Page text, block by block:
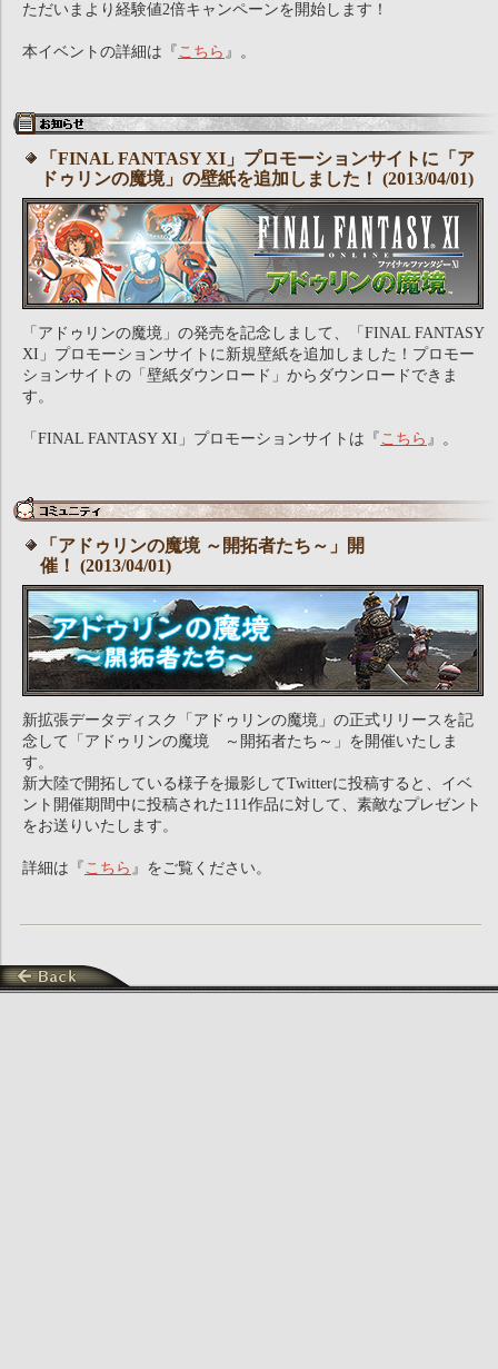
ただいまより経験値2倍キャンペーンを開始します！
本イベントの詳細は『 こちら 』。
「FINAL FANTASY XI」プロモーションサイトに「ア
ドゥリンの魔境」の壁紙を追加しました！ (2013/04/01)
「アドゥリンの魔境」の発売を記念しまして、「FINAL FANTASY
XI」プロモーションサイトに新規壁紙を追加しました！プロモー
ションサイトの「壁紙ダウンロード」からダウンロードできま
す。
「FINAL FANTASY XI」プロモーションサイトは『 こちら 』。
「アドゥリンの魔境 ～開拓者たち～」開
催！ (2013/04/01)
新拡張データディスク「アドゥリンの魔境」の正式リリースを記
念して「アドゥリンの魔境 ～開拓者たち～」を開催いたしま
す。
新大陸で開拓している様子を撮影してTwitterに投稿すると、イベ
ント開催期間中に投稿された111作品に対して、素敵なプレゼント
をお送りいたします。
詳細は『 こちら 』をご覧ください。